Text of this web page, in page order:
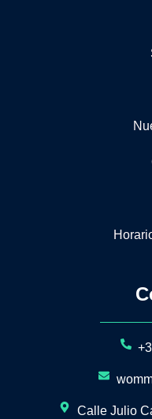
Calle Julio